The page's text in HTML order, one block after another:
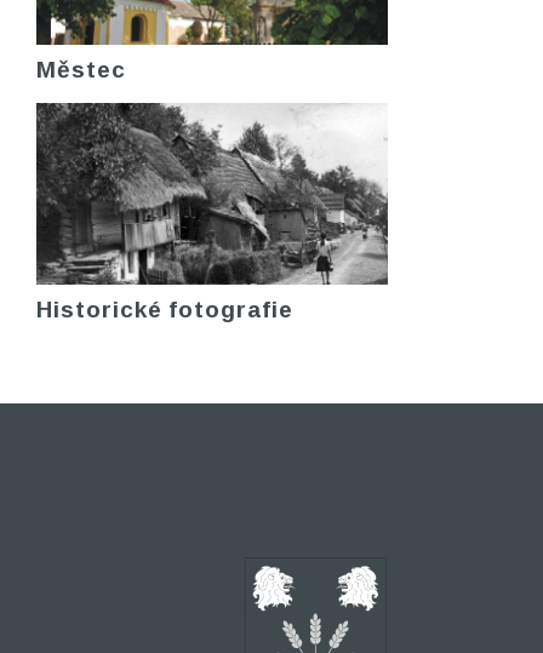
Městec
Historické fotografie